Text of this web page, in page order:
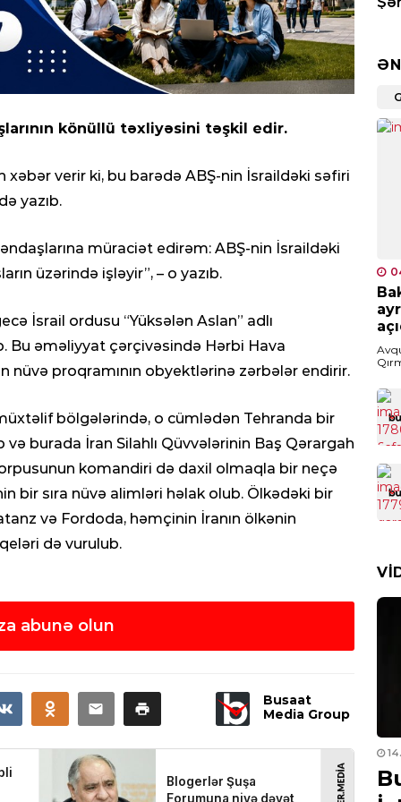
könüllü təxliyəsini təşkil edir.
xəbər verir ki, bu barədə ABŞ-nin İsraildəki səfiri
yazıb.
müraciət edirəm: ABŞ-nin İsraildəki
üzərində işləyir”, – o yazıb.
İsrail ordusu “Yüksələn Aslan” adlı
Bu əməliyyat çərçivəsində Hərbi Hava
nüvə proqramının obyektlərinə zərbələr endirir.
bölgələrində, o cümlədən Tehranda bir
burada İran Silahlı Qüvvələrinin Baş Qərargah
komandiri də daxil olmaqla bir neçə
bir sıra nüvə alimləri həlak olub. Ölkədəki bir
və Fordoda, həmçinin İranın ölkənin
də vurulub.
abunə olun
Busaat
Media Group
02.12.2022- 00:10
Lavrovun Qarabağ